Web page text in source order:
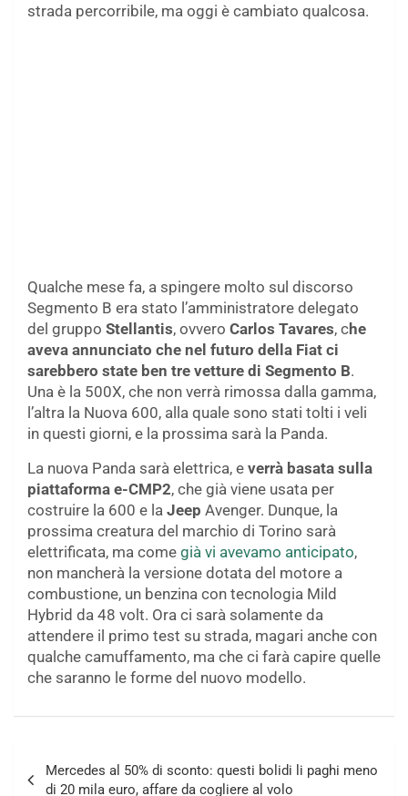
strada percorribile, ma oggi è cambiato qualcosa.
Qualche mese fa, a spingere molto sul discorso
Segmento B era stato l’amministratore delegato
del gruppo Stellantis, ovvero Carlos Tavares, che
aveva annunciato che nel futuro della Fiat ci
sarebbero state ben tre vetture di Segmento B.
Una è la 500X, che non verrà rimossa dalla gamma,
l’altra la Nuova 600, alla quale sono stati tolti i veli
in questi giorni, e la prossima sarà la Panda.
La nuova Panda sarà elettrica, e verrà basata sulla
piattaforma e-CMP2, che già viene usata per
costruire la 600 e la Jeep Avenger. Dunque, la
prossima creatura del marchio di Torino sarà
elettrificata, ma come già vi avevamo anticipato,
non mancherà la versione dotata del motore a
combustione, un benzina con tecnologia Mild
Hybrid da 48 volt. Ora ci sarà solamente da
attendere il primo test su strada, magari anche con
qualche camuffamento, ma che ci farà capire quelle
che saranno le forme del nuovo modello.
articoli
Mercedes al 50% di sconto: questi bolidi li paghi meno
di 20 mila euro, affare da cogliere al volo